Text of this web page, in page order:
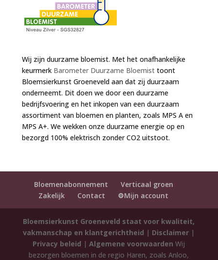
Wij zijn duurzame bloemist. Met het onafhankelijke
keurmerk Barometer Duurzame Bloemisttoont
Bloemsierkunst Groeneveld aan dat zij duurzaam
onderneemt. Dit doen we door een duurzame
bedrijfsvoering en het inkopen van een duurzaam
assortiment van bloemen en planten, zoals MPS A en
MPS A+. We wekken onze duurzame energie op en
bezorgd 100% elektrisch zonder CO2 uitstoot.
Bloemenabonnement
Verticaal groen
Zakelijk
Contact ⚙️Mijn account
Bloemsierkunst Groeneveld staat voor kwaliteit,
vakmanschap en klantgerichtheid | Disclaimer |
Privacy beleid |Algemene voorwaarden Wij
bezorgen bloemen in de regio Haren, zoals Anloo,